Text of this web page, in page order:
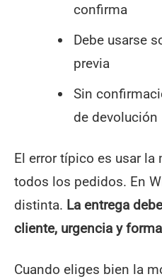
confirma
Debe usarse
previa
Sin
de devolución
El error típico es usar
todos los pedidos. En
distinta. La entrega
cliente, urgencia y
Cuando eliges bien la